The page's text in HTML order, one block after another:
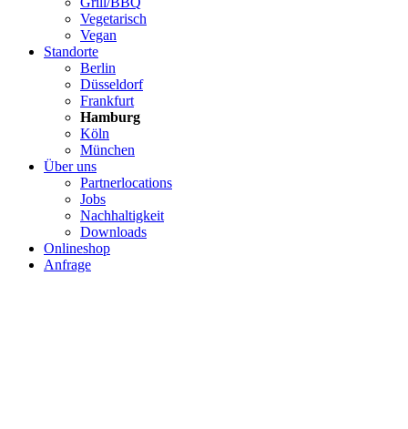
Vegetarisch
Vegan
Standorte
Berlin
Düsseldorf
Frankfurt
Hamburg
Köln
München
Über uns
Partnerlocations
Jobs
Nachhaltigkeit
Downloads
Onlineshop
Anfrage